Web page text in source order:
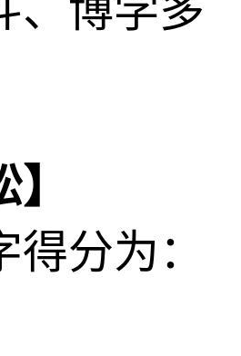
、博学多
分为：